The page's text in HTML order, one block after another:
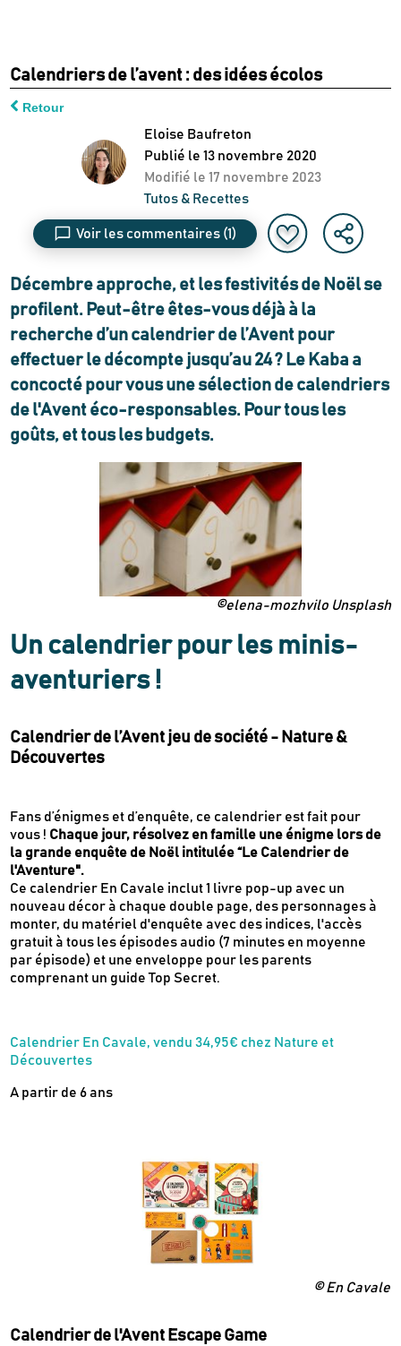
Calendriers de l’avent : des idées écolos
Retour
Eloise Baufreton
Publié le 13 novembre 2020
Modifié le 17 novembre 2023
Tutos & Recettes
Voir les commentaires (1)
Décembre approche, et les festivités de Noël se
profilent. Peut-être êtes-vous déjà à la
recherche d’un calendrier de l’Avent pour
effectuer le décompte jusqu’au 24 ? Le Kaba a
concocté pour vous une sélection de calendriers
de l'Avent éco-responsables. Pour tous les
goûts, et tous les budgets.
©elena-mozhvilo Unsplash
Un calendrier pour les minis-
aventuriers !
Calendrier de l’Avent jeu de société - Nature &
Découvertes
Fans d’énigmes et d’enquête, ce calendrier est fait pour
vous ! Chaque jour, résolvez en famille une énigme lors de
la grande enquête de Noël intitulée “Le Calendrier de
l'Aventure".
Ce calendrier En Cavale inclut 1 livre pop-up avec un
nouveau décor à chaque double page, des personnages à
monter, du matériel d'enquête avec des indices, l'accès
gratuit à tous les épisodes audio (7 minutes en moyenne
par épisode) et une enveloppe pour les parents
comprenant un guide Top Secret.
Calendrier En Cavale, vendu 34,95€ chez Nature et
Découvertes
A partir de 6 ans
© En Cavale
Calendrier de l'Avent Escape Game